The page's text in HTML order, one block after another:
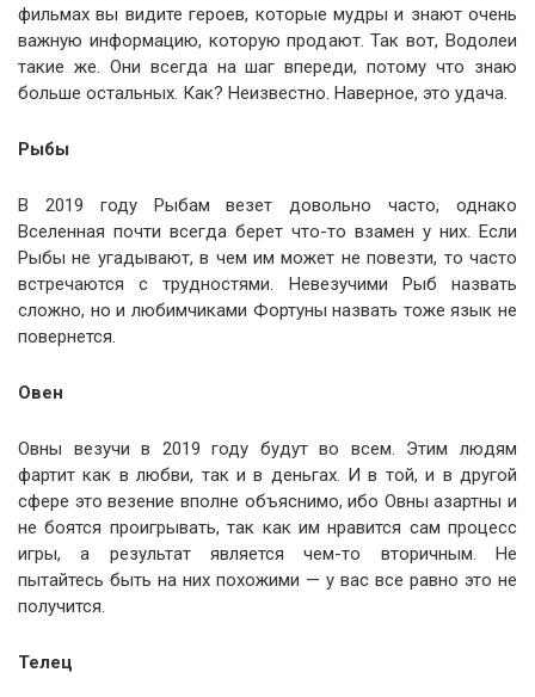
фильмах вы видите героев, которые мудры и знают очень
важную информацию, которую продают. Так вот, Водолеи
такие же. Они всегда на шаг впереди, потому что знаю
больше остальных. Как? Неизвестно. Наверное, это удача.
Рыбы
В 2019 году Рыбам везет довольно часто, однако
Вселенная почти всегда берет что-то взамен у них. Если
Рыбы не угадывают, в чем им может не повезти, то часто
встречаются с трудностями. Невезучими Рыб назвать
сложно, но и любимчиками Фортуны назвать тоже язык не
повернется.
Овен
Овны везучи в 2019 году будут во всем. Этим людям
фартит как в любви, так и в деньгах. И в той, и в другой
сфере это везение вполне объяснимо, ибо Овны азартны и
не боятся проигрывать, так как им нравится сам процесс
игры, а результат является чем-то вторичным. Не
пытайтесь быть на них похожими — у вас все равно это не
получится.
Телец